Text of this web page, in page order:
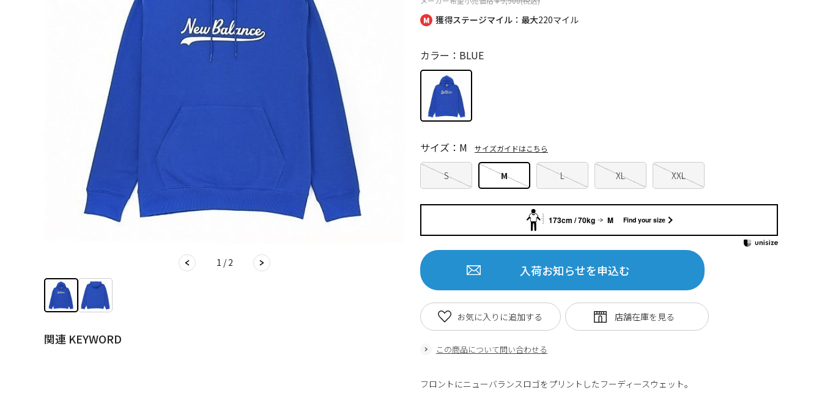
1 / 2
関連 KEYWORD
獲得ステージマイル：最大220マイル
カラー：BLUE
S M L XL XXL
サイズ：M サイズガイドはこちら
入荷お知らせを申込む
この商品について問い合わせる
お気に入りに追加する
フロントにニューバランスロゴをプリントしたフーディースウェット。
173cm / 70kg M Find your size